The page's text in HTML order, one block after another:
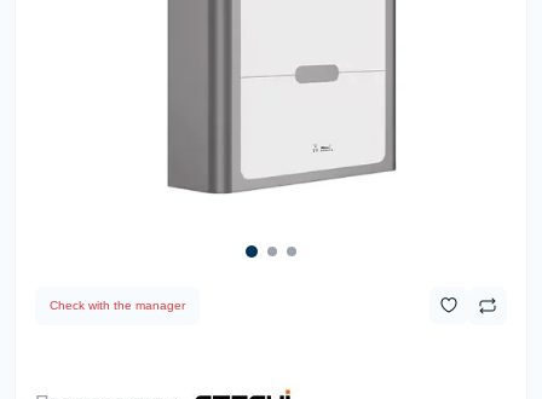
Check with the manager